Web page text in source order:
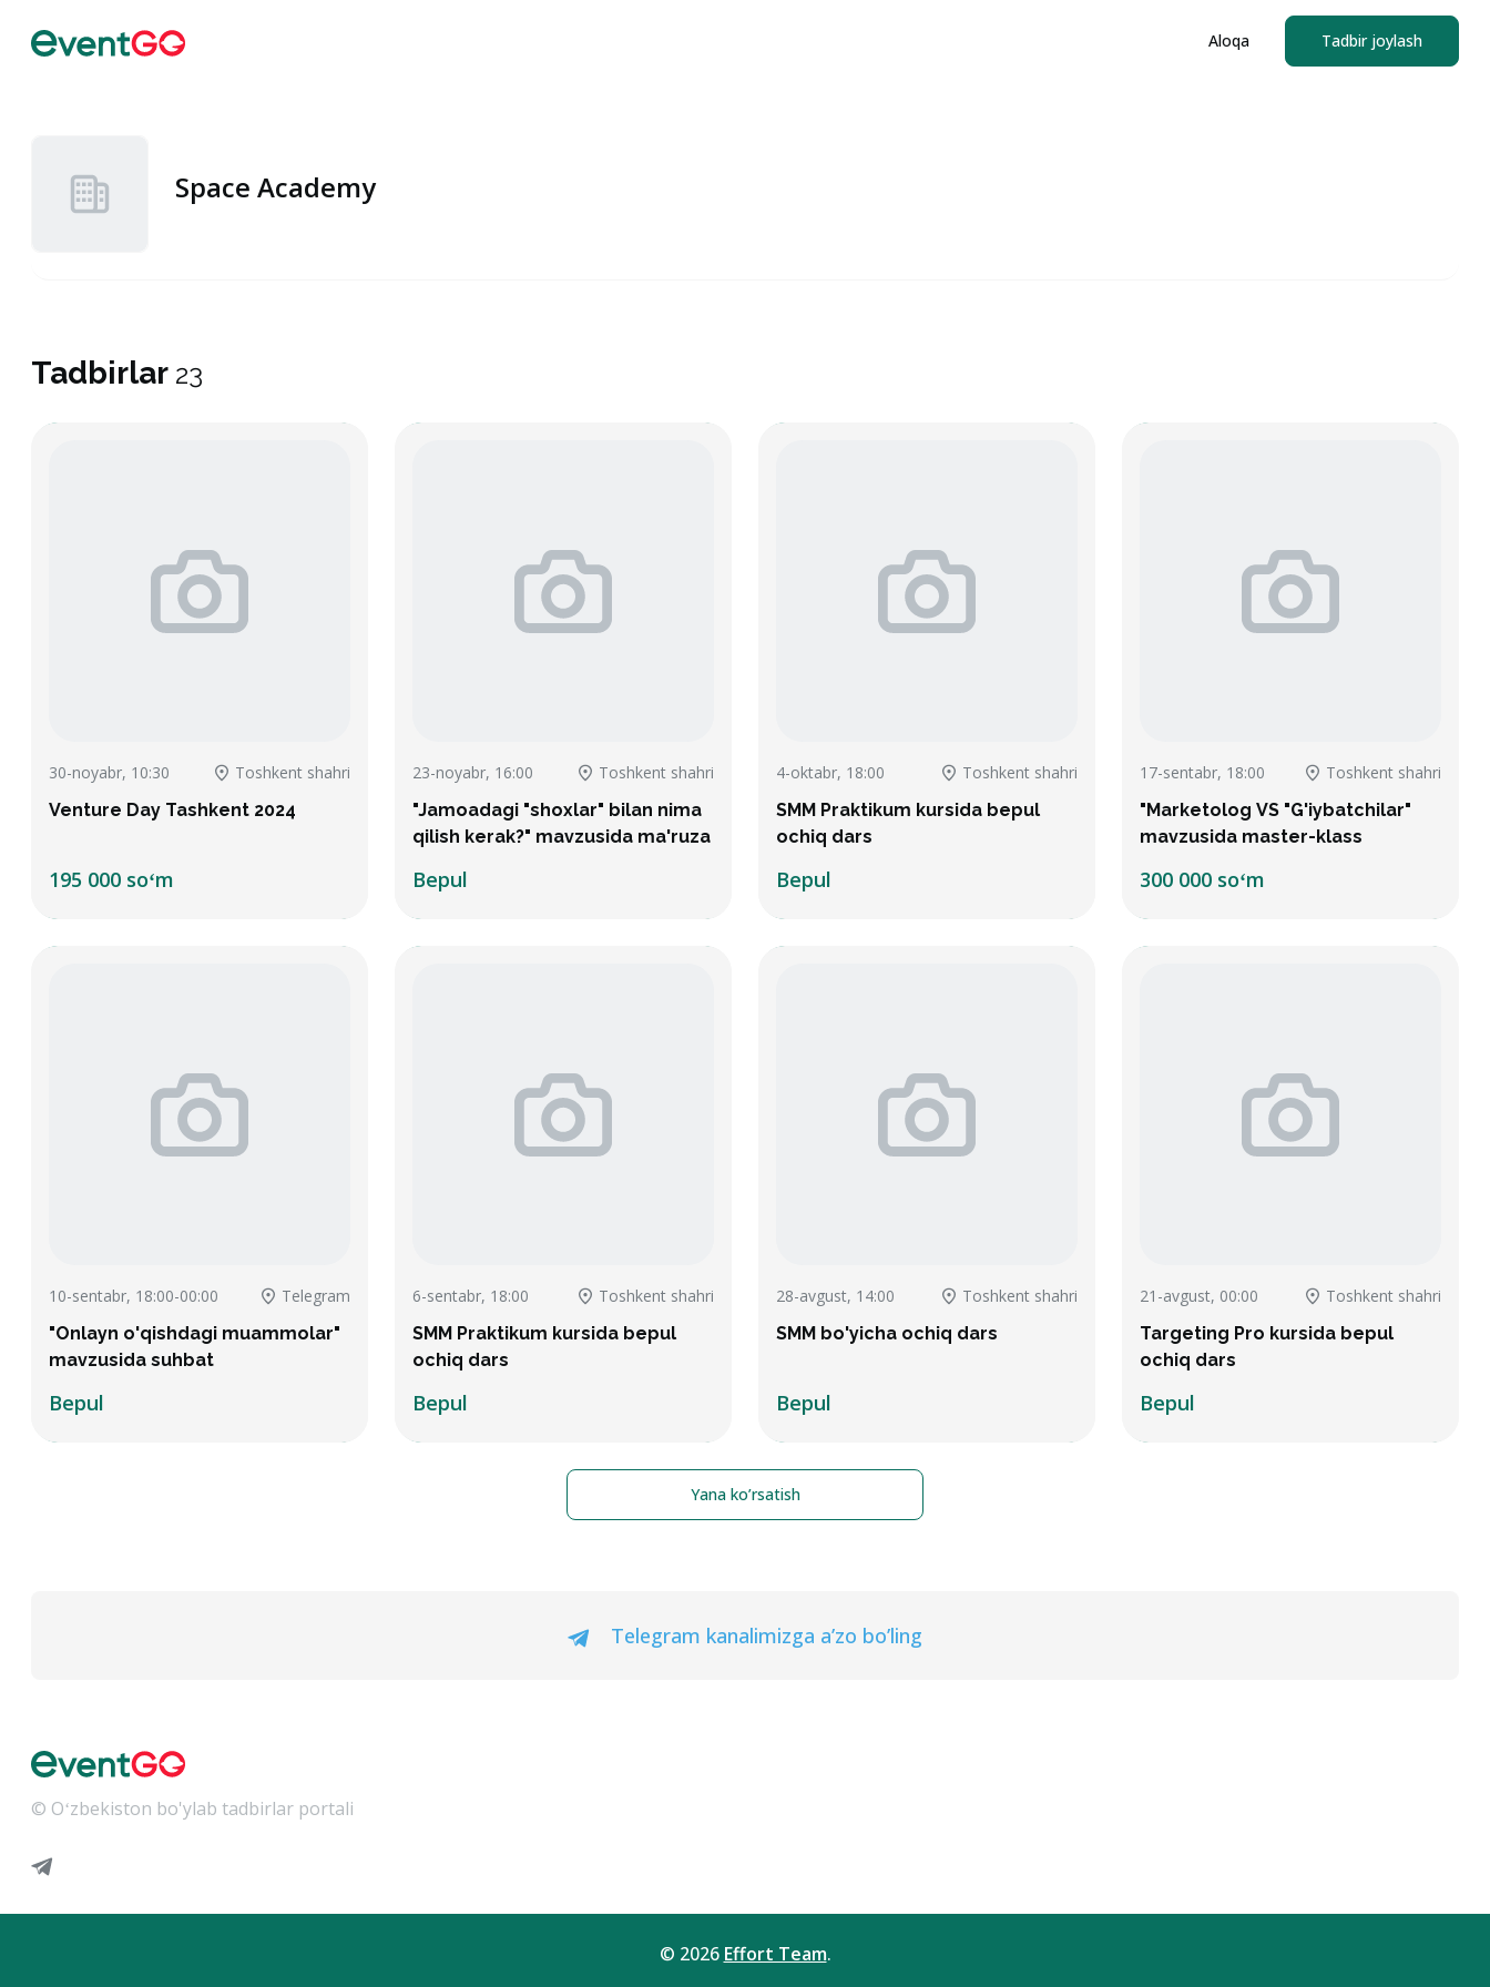
Aloqa Tadbir joylash
Space Academy
Tadbirlar 23
30-noyabr, 10:30
Toshkent shahri
Venture Day Tashkent 2024
195 000 soʻm
23-noyabr, 16:00
Toshkent shahri
"Jamoadagi "shoxlar" bilan nima
qilish kerak?" mavzusida ma'ruza
Bepul
4-oktabr, 18:00
Toshkent shahri
SMM Praktikum kursida bepul
ochiq dars
Bepul
17-sentabr, 18:00
Toshkent shahri
"Marketolog VS "G'iybatchilar"
mavzusida master-klass
300 000 soʻm
10-sentabr, 18:00-00:00
Telegram
"Onlayn o'qishdagi muammolar"
mavzusida suhbat
Bepul
6-sentabr, 18:00
Toshkent shahri
SMM Praktikum kursida bepul
ochiq dars
Bepul
28-avgust, 14:00
Toshkent shahri
SMM bo'yicha ochiq dars
Bepul
21-avgust, 00:00
Toshkent shahri
Targeting Pro kursida bepul
ochiq dars
Bepul
Yana ko’rsatish
Telegram kanalimizga a’zo bo’ling
© Oʻzbekiston bo'ylab tadbirlar portali
© 2026 Effort Team.